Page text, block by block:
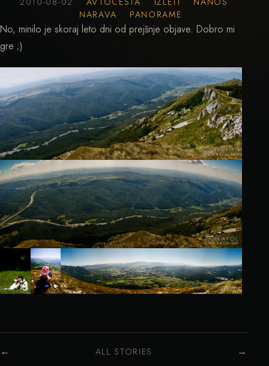
NARAVA
PANORAME
No, minilo je skoraj leto dni od prejšnje objave. Dobro mi
gre ;)
← ALL STORIES →